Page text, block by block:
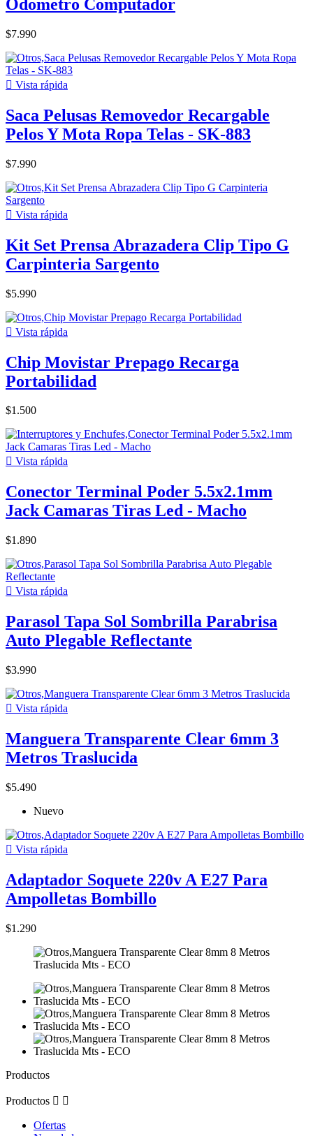
Odometro Computador
$7.990
 Vista rápida
Saca Pelusas Removedor Recargable
Pelos Y Mota Ropa Telas - SK-883
$7.990
 Vista rápida
Kit Set Prensa Abrazadera Clip Tipo G
Carpinteria Sargento
$5.990
 Vista rápida
Chip Movistar Prepago Recarga
Portabilidad
$1.500
 Vista rápida
Conector Terminal Poder 5.5x2.1mm
Jack Camaras Tiras Led - Macho
$1.890
 Vista rápida
Parasol Tapa Sol Sombrilla Parabrisa
Auto Plegable Reflectante
$3.990
 Vista rápida
Manguera Transparente Clear 6mm 3
Metros Traslucida
$5.490
Nuevo
 Vista rápida
Adaptador Soquete 220v A E27 Para
Ampolletas Bombillo
$1.290
Productos
Productos  
Ofertas